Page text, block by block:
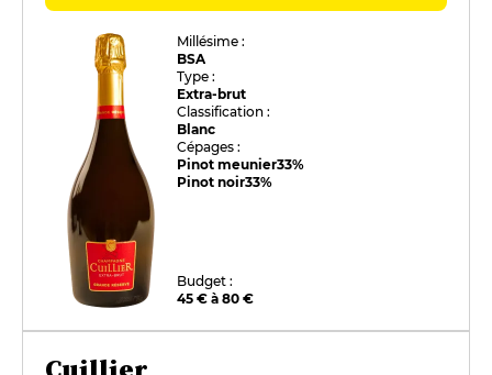
Millésime :
BSA
Type :
Extra-brut
Classification :
Blanc
Cépages :
Pinot meunier33%
Pinot noir33%
Budget :
45 € à 80 €